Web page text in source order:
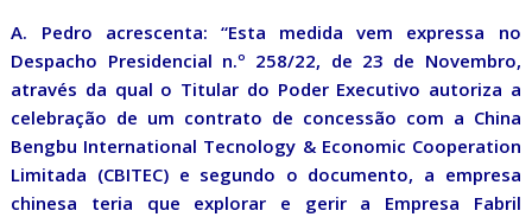
A. Pedro acrescenta: “Esta medida vem expressa no
Despacho Presidencial n.º 258/22, de 23 de Novembro,
através da qual o Titular do Poder Executivo autoriza a
celebração de um contrato de concessão com a China
Bengbu International Tecnology & Economic Cooperation
Limitada (CBITEC) e segundo o documento, a empresa
chinesa teria que explorar e gerir a Empresa Fabril